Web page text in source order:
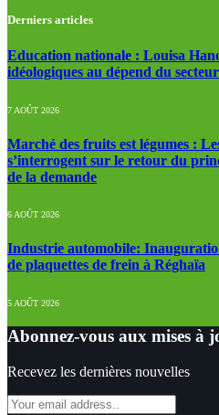
Derniers articles
Education nationale : Louisa
idéologiques au dépend du secteur
7 AOÛT 2026
Marché des fruits est légumes :
s’interrogent sur le retour du
de la demande
6 AOÛT 2026
Industrie automobile:
de plaquettes de frein à Réghaïa
5 AOÛT 2026
Abonnez-vous aux mises à
Recevez les dernières nouvelles